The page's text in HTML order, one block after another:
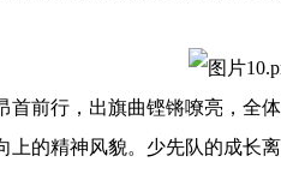
前行，出旗曲铿锵嘹亮，全
上的精神风貌。少先队的成长